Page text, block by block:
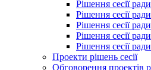
Рішення сесії
Рішення сесії
Рішення сесії
Рішення сесії
Рішення сесії
Проекти рішень сесії
Обговорення проектів